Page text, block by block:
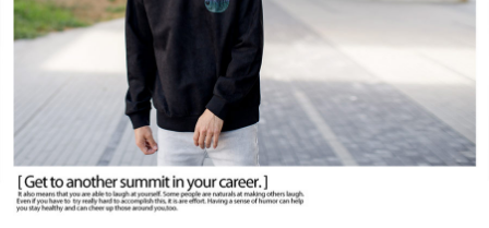
※ 請注意：結帳手續完成當下不需立刻繳費，但若您需要取消訂單，請聯絡
購買商品的店家。未經商家同意取消之訂單仍視為有效，需透過AFTEE先享
後付繳納相關費用。
※ 交易是否成功請以「AFTEE先享後付 」之結帳頁面顯示為準，若有關於
是否繳費成功／繳費後需取消欲退款等相關疑問，請聯繫「AFTEE先享後付
https://netprotections.freshdesk.com/support/home
１．透過由恩沛科技股份有限公司提供之「AFTEE先享後付」服務完成之交
易，需依本服務之必要範圍內提供個人資料，並將交易相關給付款項請求債
權轉讓予恩沛科技股份有限公司。
每筆NT$80，滿NT$1,800(含以上)免運費
先付款後7-11取貨
每筆NT$80，滿NT$1,800(含以上)免運費
宅配
每筆NT$120，滿NT$3,000(含以上)免運費